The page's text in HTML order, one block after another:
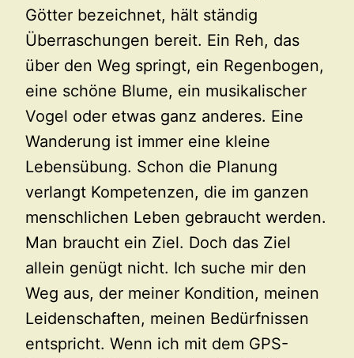
Götter bezeichnet, hält ständig
Überraschungen bereit. Ein Reh, das
über den Weg springt, ein Regenbogen,
eine schöne Blume, ein musikalischer
Vogel oder etwas ganz anderes. Eine
Wanderung ist immer eine kleine
Lebensübung. Schon die Planung
verlangt Kompetenzen, die im ganzen
menschlichen Leben gebraucht werden.
Man braucht ein Ziel. Doch das Ziel
allein genügt nicht. Ich suche mir den
Weg aus, der meiner Kondition, meinen
Leidenschaften, meinen Bedürfnissen
entspricht. Wenn ich mit dem GPS-